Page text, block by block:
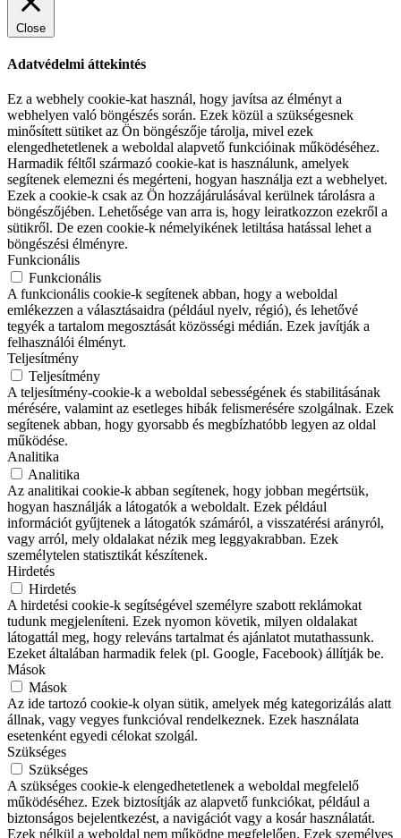
Close
Adatvédelmi áttekintés
Ez a webhely cookie-kat használ, hogy javítsa az élményt a
webhelyen való böngészés során. Ezek közül a szükségesnek
minősített sütiket az Ön böngészője tárolja, mivel ezek
elengedhetetlenek a weboldal alapvető funkcióinak működéséhez.
Harmadik féltől származó cookie-kat is használunk, amelyek
segítenek elemezni és megérteni, hogyan használja ezt a webhelyet.
Ezek a cookie-k csak az Ön hozzájárulásával kerülnek tárolásra a
böngészőjében. Lehetősége van arra is, hogy leiratkozzon ezekről a
sütikről. De ezen cookie-k némelyikének letiltása hatással lehet a
böngészési élményre.
Funkcionális
Funkcionális
A funkcionális cookie-k segítenek abban, hogy a weboldal
emlékezzen a választásaidra (például nyelv, régió), és lehetővé
tegyék a tartalom megosztását közösségi médián. Ezek javítják a
felhasználói élményt.
Teljesítmény
Teljesítmény
A teljesítmény-cookie-k a weboldal sebességének és stabilitásának
mérésére, valamint az esetleges hibák felismerésére szolgálnak. Ezek
segítenek abban, hogy gyorsabb és megbízhatóbb legyen az oldal
működése.
Analitika
Analitika
Az analitikai cookie-k abban segítenek, hogy jobban megértsük,
hogyan használják a látogatók a weboldalt. Ezek például
információt gyűjtenek a látogatók számáról, a visszatérési arányról,
vagy arról, mely oldalakat nézik meg leggyakrabban. Ezek
személytelen statisztikát készítenek.
Hirdetés
Hirdetés
A hirdetési cookie-k segítségével személyre szabott reklámokat
tudunk megjeleníteni. Ezek nyomon követik, milyen oldalakat
látogattál meg, hogy releváns tartalmat és ajánlatot mutathassunk.
Ezeket általában harmadik felek (pl. Google, Facebook) állítják be.
Mások
Mások
Az ide tartozó cookie-k olyan sütik, amelyek még kategorizálás alatt
állnak, vagy vegyes funkcióval rendelkeznek. Ezek használata
esetenként egyedi célokat szolgál.
Szükséges
Szükséges
A szükséges cookie-k elengedhetetlenek a weboldal megfelelő
működéséhez. Ezek biztosítják az alapvető funkciókat, például a
biztonságos bejelentkezést, a navigációt vagy a kosár használatát.
Ezek nélkül a weboldal nem működne megfelelően. Ezek személyes